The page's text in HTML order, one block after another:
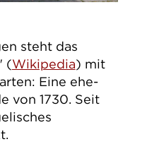
steht das
(Wikipedia) mit
Eine ehe­
von 1730. Seit